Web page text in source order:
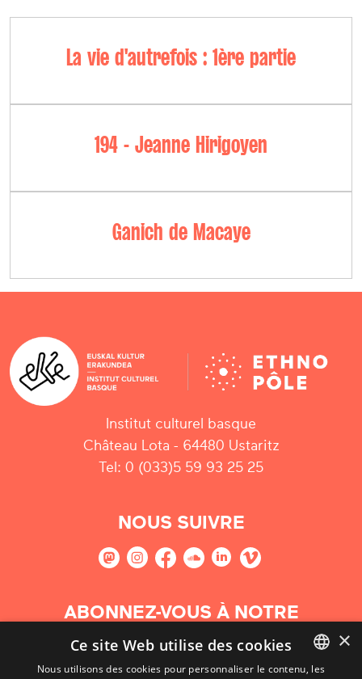
La vie d'autrefois : 1ère partie
194 - Jeanne Hirigoyen
Ganich de Macaye
Institut culturel basque
Château Lota - 64480 Ustaritz
Tel: 0 (033)5 59 93 25 25
NOUS SUIVRE
ABONNEZ-VOUS À NOTRE
NEWSLETTER
S'abonner
×
Ce site Web utilise des cookies
Nous utilisons des cookies pour personnaliser le contenu, les